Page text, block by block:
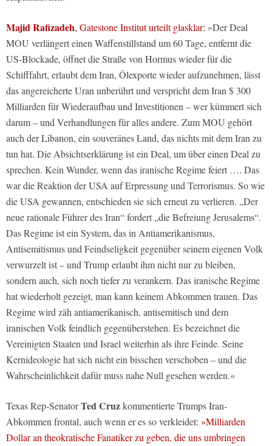
Majid Rafizadeh, Gatestone Institut urteilt glasklar: »Der Deal
MOU verlängert einen Waffenstillstand um 60 Tage, entfernt die
US-Blockade, öffnet die Straße von Hormus wieder für die
Schifffahrt, erlaubt dem Iran, Ölexporte wieder aufzunehmen, lässt
das angereicherte Uran unberührt und verspricht dem Iran $ 300
Milliarden für Wiederaufbau und Investitionen – wer kümmert sich
darum – und Verhandlungen für alles andere. Zum MOU gehört
auch der Libanon, ein souveränes Land, das nichts mit dem Iran zu
tun hat. Die Absichtserklärung ist ein Deal, um über einen Deal zu
sprechen. Kein Wunder, wenn das iranische Regime feiert …. Das
war die Reaktion der USA auf Erpressung und Terrorismus. So wie
die USA gewannen, entschieden sie sich erneut zu verlieren. „Der
neue rationale Führer des Iran“ fordert „die Befreiung Jerusalems“.
Das Regime ist ein System, das in Antiamerikanismus,
Antisemitismus und Feindseligkeit gegenüber seinem eigenen Volk
verwurzelt ist – und Trump erlaubt ihm nicht nur zu bleiben,
sondern auch, sich noch tiefer zu verankern. Das iranische Regime
hat wiederholt gezeigt, man kann keinem Abkommen trauen. Das
Regime wird zäh antiamerikanisch, antisemitisch und dem
iranischen Volk feindlich gegenüberstehen. Es bezeichnet die
Vereinigten Staaten und Israel weiterhin als ihre Feinde. Seine
Kernideologie hat sich nicht ein bisschen verschoben – und die
Wahrscheinlichkeit dafür muss nahe Null gesehen werden.«
Texas Rep-SenatorTed Cruzkommentierte Trumps Iran-
Abkommen frontal, auch wenn er es so verkleidet: »Milliarden
Dollar an theokratische Fanatiker zu geben, die uns umbringen